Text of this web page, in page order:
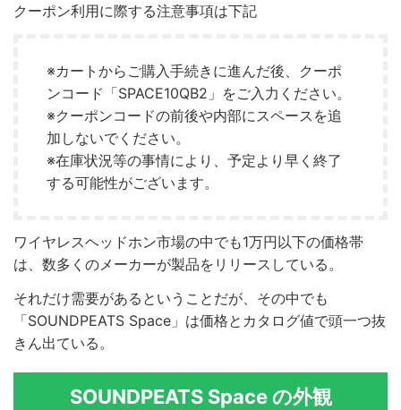
クーポン利用に際する注意事項は下記
※カートからご購入手続きに進んだ後、クーポ
ンコード「SPACE10QB2」をご入力ください。
※クーポンコードの前後や内部にスペースを追
加しないでください。
※在庫状況等の事情により、予定より早く終了
する可能性がございます。
ワイヤレスヘッドホン市場の中でも1万円以下の価格帯
は、数多くのメーカーが製品をリリースしている。
それだけ需要があるということだが、その中でも
「SOUNDPEATS Space」は価格とカタログ値で頭一つ抜
きん出ている。
SOUNDPEATS Space の外観